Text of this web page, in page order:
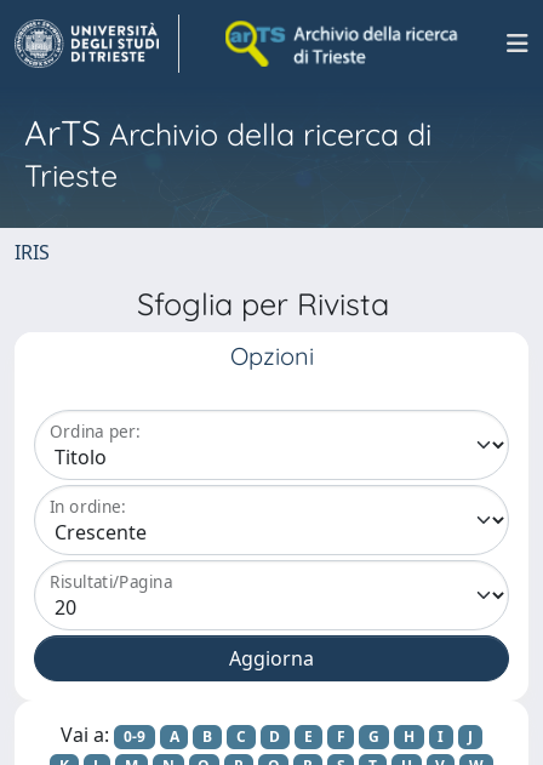
ArTS Archivio della ricerca di
Trieste
IRIS
Sfoglia per Rivista
Opzioni
Ordina per:
In ordine:
Risultati/Pagina
Vai a: 0-9 A B C D E F G H I
J